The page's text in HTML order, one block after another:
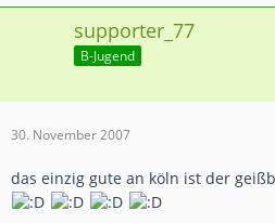
supporter_77
B-Jugend
30. November 2007
das einzig gute an köln ist der